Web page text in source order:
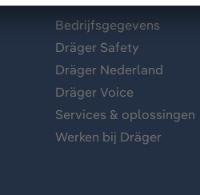
Bedrijfsgegevens
Dräger Safety
Dräger Nederland
Dräger Voice
Services & oplossingen
Werken bij Dräger